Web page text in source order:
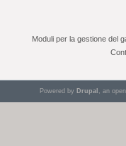
Moduli per la gestione del
Powered by Drupal , an